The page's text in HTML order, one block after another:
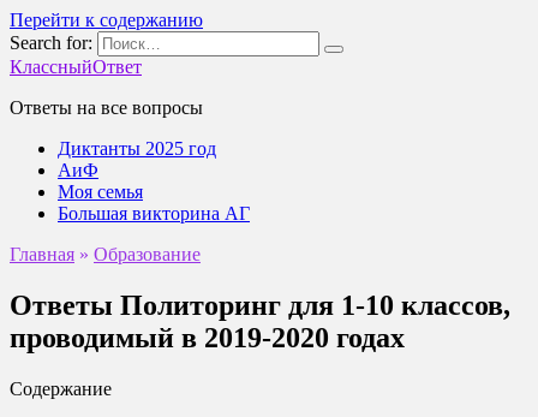
Перейти к содержанию
Search for:
КлассныйОтвет
Ответы на все вопросы
Диктанты 2025 год
АиФ
Моя семья
Большая викторина АГ
Главная » Образование
Ответы Политоринг для 1-10 классов,
проводимый в 2019-2020 годах
Содержание